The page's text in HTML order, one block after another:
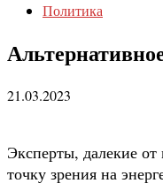
Политика
21.03.2023
Эксперты, далекие
точку зрения на